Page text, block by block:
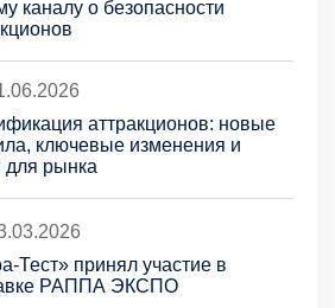
каналу о безопасности
аттракционов: новые
ключевые изменения и
для рынка
Тест» принял участие в
РАППА ЭКСПО